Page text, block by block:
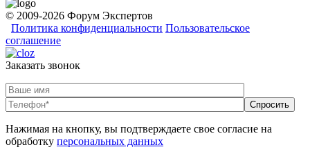
© 2009-2026 Форум Экспертов
Политика конфиденциальности Пользовательское
соглашение
Заказать звонок
Нажимая на кнопку, вы подтверждаете свое согласие на
обработку персональных данных